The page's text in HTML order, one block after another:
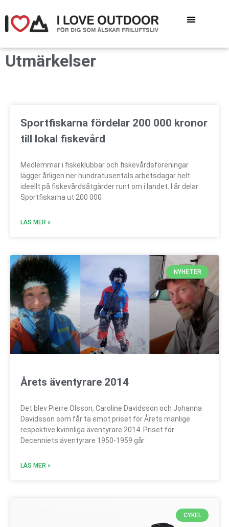
Utmärkelser
​Sportfiskarna fördelar 200 000 kronor
till lokal fiskevård
Medlemmar i fiskeklubbar och fiskevårdsföreningar
lägger årligen ner hundratusentals arbetsdagar helt
ideellt på fiskevårdsåtgärder runt om i landet. I år delar
Sportfiskarna ut 200 000
LÄS MER »
NYHETER
Årets äventyrare 2014
Det blev Pierre Olsson, Caroline Davidsson och Johanna
Davidsson som får ta emot priset för Årets manlige
respektive kvinnliga äventyrare 2014. Priset för
Decenniets äventyrare 1950-1959 går
LÄS MER »
CYKEL